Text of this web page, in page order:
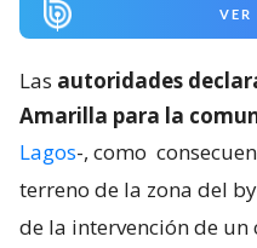
VER
Las autoridades
Amarilla para la
Lagos-, como
terreno de la zona del
de la intervención de